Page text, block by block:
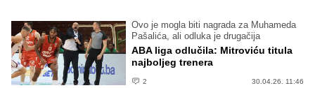
Ovo je mogla biti nagrada za Muhameda
Pašalića, ali odluka je drugačija
ABA liga odlučila: Mitroviću titula
najboljeg trenera
2 30.04.26. 11:46